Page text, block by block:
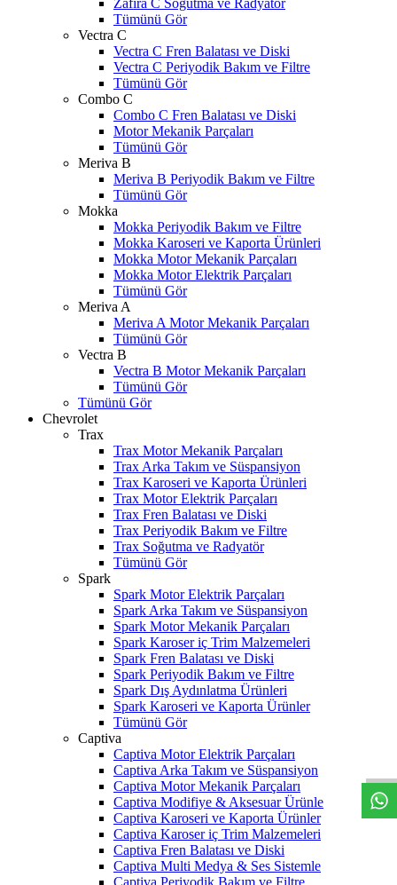
Zafira C Soğutma ve Radyatör
Tümünü Gör
Vectra C
Vectra C Fren Balatası ve Diski
Vectra C Periyodik Bakım ve Filtre
Tümünü Gör
Combo C
Combo C Fren Balatası ve Diski
Motor Mekanik Parçaları
Tümünü Gör
Meriva B
Meriva B Periyodik Bakım ve Filtre
Tümünü Gör
Mokka
Mokka Periyodik Bakım ve Filtre
Mokka Karoseri ve Kaporta Ürünleri
Mokka Motor Mekanik Parçaları
Mokka Motor Elektrik Parçaları
Tümünü Gör
Meriva A
Meriva A Motor Mekanik Parçaları
Tümünü Gör
Vectra B
Vectra B Motor Mekanik Parçaları
Tümünü Gör
Tümünü Gör
Chevrolet
Trax
Trax Motor Mekanik Parçaları
Trax Arka Takım ve Süspansiyon
Trax Karoseri ve Kaporta Ürünleri
Trax Motor Elektrik Parçaları
Trax Fren Balatası ve Diski
Trax Periyodik Bakım ve Filtre
Trax Soğutma ve Radyatör
Tümünü Gör
Spark
Spark Motor Elektrik Parçaları
Spark Arka Takım ve Süspansiyon
Spark Motor Mekanik Parçaları
Spark Karoser iç Trim Malzemeleri
Spark Fren Balatası ve Diski
Spark Periyodik Bakım ve Filtre
Spark Dış Aydınlatma Ürünleri
Spark Karoseri ve Kaporta Ürünler
Tümünü Gör
Captiva
Captiva Motor Elektrik Parçaları
Captiva Arka Takım ve Süspansiyon
Captiva Motor Mekanik Parçaları
Captiva Modifiye & Aksesuar Ürünle
Captiva Karoseri ve Kaporta Ürünler
Captiva Karoser iç Trim Malzemeleri
Captiva Fren Balatası ve Diski
Captiva Multi Medya & Ses Sistemle
Captiva Periyodik Bakım ve Filtre